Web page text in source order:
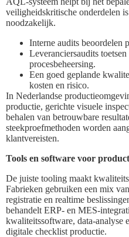
veiligheidskritische onderdelen
noodzakelijk.
Interne audits beoordelen
Leveranciersaudits
procesbeheersing.
Een goed geplande
kosten en risico.
In Nederlandse
productie, gerichte visuele
behalen van betrouwbare
steekproefmethoden worden
klantvereisten.
Tools en software voor
De juiste tooling maakt
Fabrieken gebruiken een mix
registratie en realtime
behandelt ERP- en MES-
kwaliteitssoftware, data-analyse
digitale checklist productie.